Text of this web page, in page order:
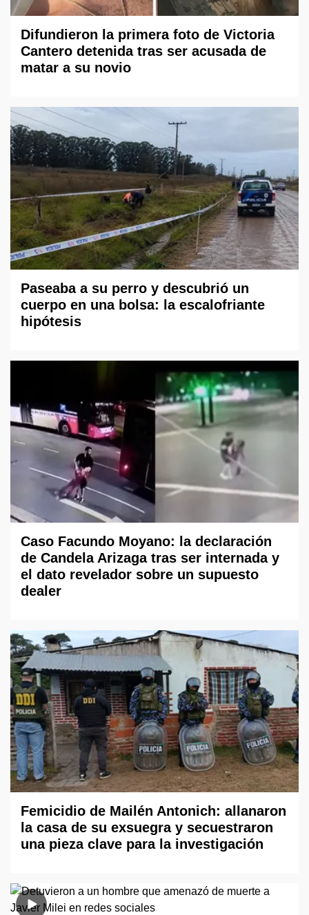
Difundieron la primera foto de Victoria
Cantero detenida tras ser acusada de
matar a su novio
Paseaba a su perro y descubrió un
cuerpo en una bolsa: la escalofriante
hipótesis
Caso Facundo Moyano: la declaración
de Candela Arizaga tras ser internada y
el dato revelador sobre un supuesto
dealer
Femicidio de Mailén Antonich: allanaron
la casa de su exsuegra y secuestraron
una pieza clave para la investigación